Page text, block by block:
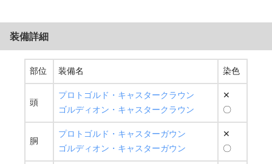
装備詳細
部位 装備名 染色
頭
プロトゴルド・キャスタークラウン
ゴルディオン・キャスタークラウン
✕
〇
胴
プロトゴルド・キャスターガウン
ゴルディオン・キャスターガウン
✕
〇